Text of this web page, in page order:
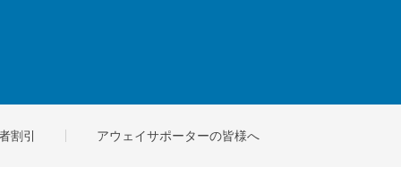
割引 アウェイサポーターの皆様へ